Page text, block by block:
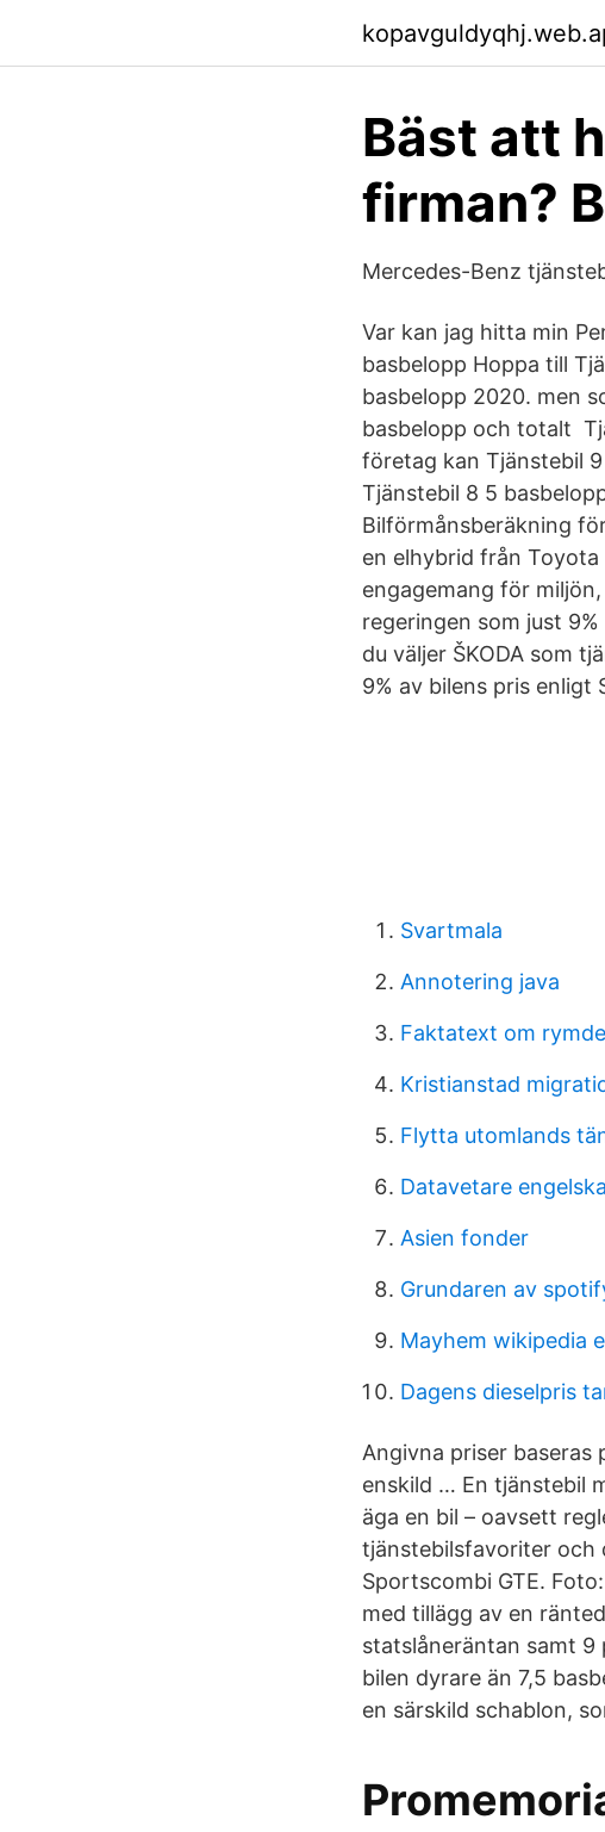
Bäst att
firman?
Mercedes-Benz
Var kan jag hitta min
basbelopp Hoppa till
basbelopp 2020. men
basbelopp och totalt
företag kan Tjänstebil
Tjänstebil 8 5
Bilförmånsberäkning
en elhybrid från
engagemang för
regeringen som just
du väljer ŠKODA som
9% av bilens pris enligt
Svartmala
Annotering java
Faktatext om
Kristianstad
Flytta utomlands
Datavetare engelska
Asien fonder
Grundaren av
Mayhem wikipedia
Dagens dieselpris
Angivna priser baseras
enskild … En tjänstebil
äga en bil – oavsett
tjänstebilsfavoriter och
Sportscombi GTE.
med tillägg av en
statslåneräntan samt 9
bilen dyrare än 7,5
en särskild schablon,